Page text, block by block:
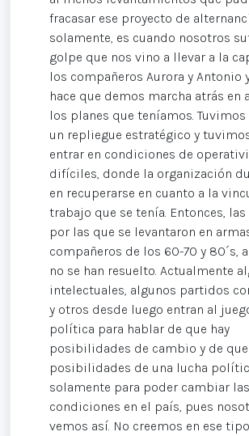
fracasar ese proyecto de
solamente, es cuando nosotros
golpe que nos vino a llevar a la
los compañeros Aurora y Antonio
hace que demos marcha atrás en
los planes que teníamos. Tuvimos
un repliegue estratégico y
entrar en condiciones de
difíciles, donde la organización
en recuperarse en cuanto a la
trabajo que se tenía. Entonces, las
por las que se levantaron en
compañeros de los 60-70 y 80´s,
no se han resuelto. Actualmente
intelectuales, algunos partidos
y otros desde luego entran al
política para hablar de que hay
posibilidades de cambio y de que
posibilidades de una lucha
solamente para poder cambiar las
condiciones en el país, pues
vemos así. No creemos en ese